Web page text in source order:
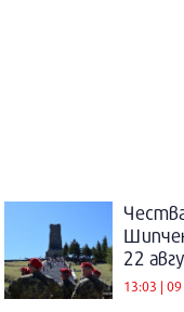
22
13:03 |